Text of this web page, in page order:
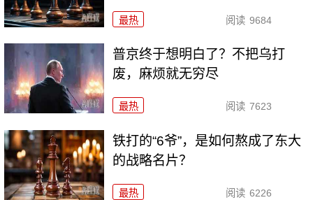
最热 阅读 9684
普京终于想明白了？不把乌打
废，麻烦就无穷尽
最热 阅读 7623
铁打的“6爷”，是如何熬成了东大
的战略名片？
最热 阅读 6226